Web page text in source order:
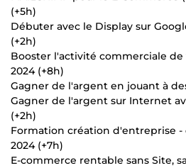
(+5h)
Débuter avec le Display sur
(+2h)
Booster l'activité commerciale
2024 (+8h)
Gagner de l'argent en jouant à
Gagner de l'argent sur Internet
(+2h)
Formation création d'entreprise
2024 (+7h)
E-commerce rentable sans Site,